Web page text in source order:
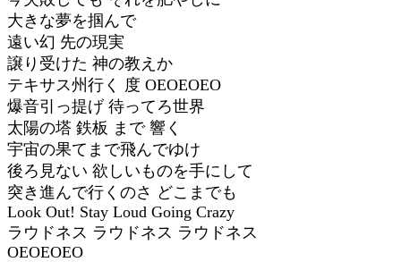
大きな夢を掴んで
遠い幻 先の現実
譲り受けた 神の教えか
テキサス州行く 度 OEOEOEO
爆音引っ提げ 待ってろ世界
太陽の塔 鉄板 まで 響く
宇宙の果てまで飛んでゆけ
後ろ見ない 欲しいものを手にして
突き進んで行くのさ どこまでも
Look Out! Stay Loud Going Crazy
ラウドネス ラウドネス ラウドネス
OEOEOEO